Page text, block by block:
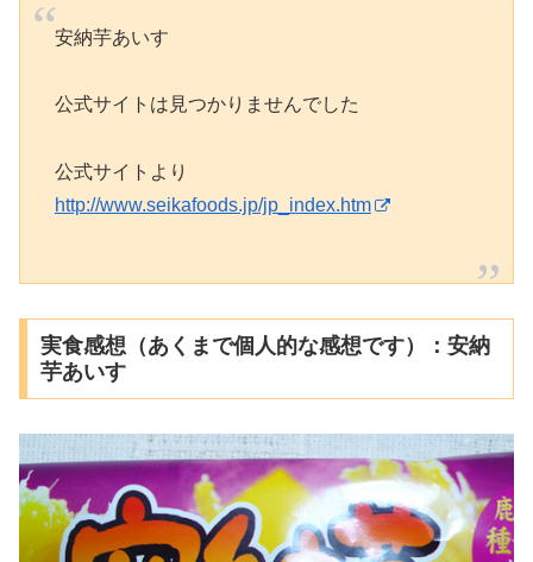
安納芋あいす
公式サイトは見つかりませんでした
公式サイトより
http://www.seikafoods.jp/jp_index.htm
実食感想（あくまで個人的な感想です）：安納
芋あいす